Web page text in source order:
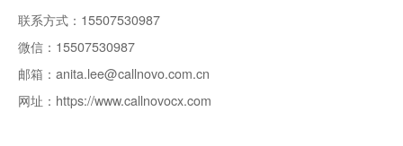
联系方式： 15507530987
微信： 15507530987
邮箱： anita.lee@callnovo.com.cn
网址： https://www.callnovocx.com